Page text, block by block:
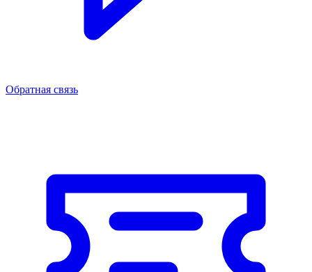
Обратная связь